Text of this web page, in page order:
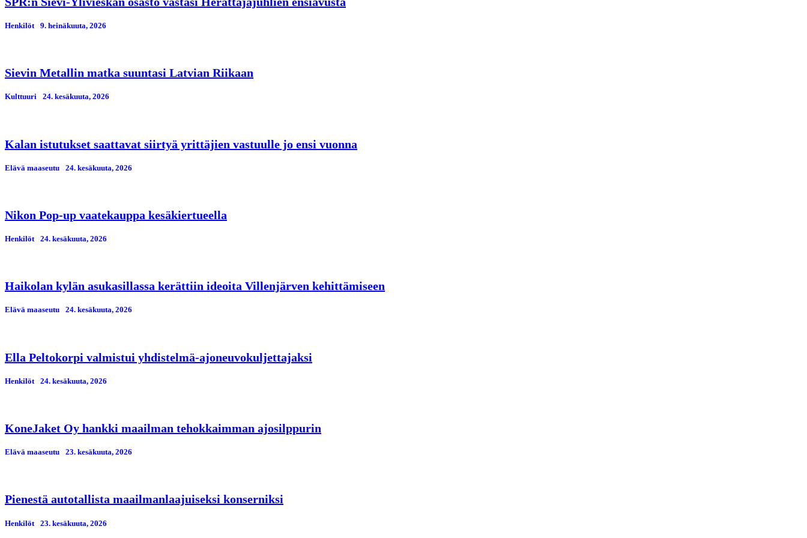
Henkilöt 9. heinäkuuta, 2026
Sievin Metallin matka suuntasi Latvian Riikaan
Kulttuuri 24. kesäkuuta, 2026
Kalan istutukset saattavat siirtyä yrittäjien vastuulle jo ensi vuonna
Elävä maaseutu 24. kesäkuuta, 2026
Nikon Pop-up vaatekauppa kesäkiertueella
Henkilöt 24. kesäkuuta, 2026
Haikolan kylän asukasillassa kerättiin ideoita Villenjärven kehittämiseen
Elävä maaseutu 24. kesäkuuta, 2026
Ella Peltokorpi valmistui yhdistelmä-ajoneuvokuljettajaksi
Henkilöt 24. kesäkuuta, 2026
KoneJaket Oy hankki maailman tehokkaimman ajosilppurin
Elävä maaseutu 23. kesäkuuta, 2026
Pienestä autotallista maailmanlaajuiseksi konserniksi
Henkilöt 23. kesäkuuta, 2026